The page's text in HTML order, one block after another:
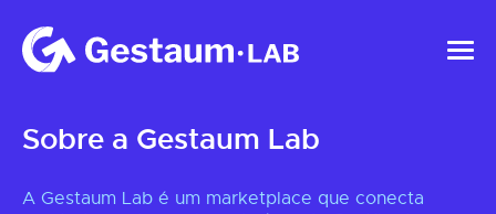
Sobre a Gestaum Lab
A Gestaum Lab é um marketplace que conecta